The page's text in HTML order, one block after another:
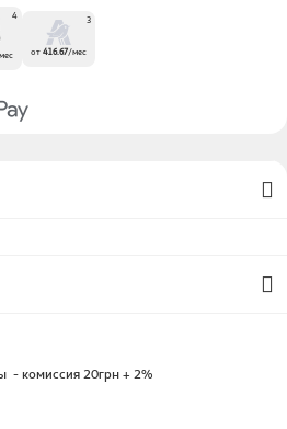
4
мес
3
от 416.67/мес
- комиссия 20грн + 2%